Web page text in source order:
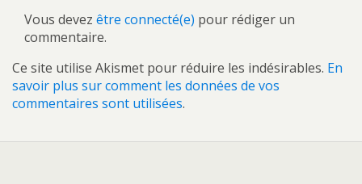
Vous devez être connecté(e) pour rédiger un
commentaire.
Ce site utilise Akismet pour réduire les indésirables. En
savoir plus sur comment les données de vos
commentaires sont utilisées.